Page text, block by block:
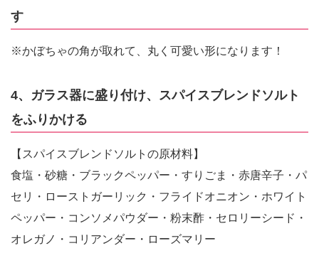
す
※かぼちゃの角が取れて、丸く可愛い形になります！
4、ガラス器に盛り付け、スパイスブレンドソルト
をふりかける
【スパイスブレンドソルトの原材料】
食塩・砂糖・ブラックペッパー・すりごま・赤唐辛子・パ
セリ・ローストガーリック・フライドオニオン・ホワイト
ペッパー・コンソメパウダー・粉末酢・セロリーシード・
オレガノ・コリアンダー・ローズマリー